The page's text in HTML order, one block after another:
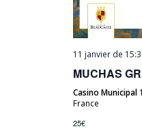
11 janvier de
MUCHAS
Casino Municipal
France
25€